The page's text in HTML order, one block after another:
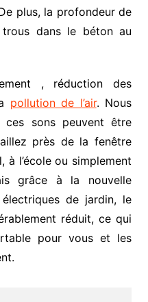
plus, la profondeur de
dans le béton au
, réduction des
pollution de l’air. Nous
sons peuvent être
près de la fenêtre
à l’école ou simplement
grâce à la nouvelle
de jardin, le
réduit, ce qui
pour vous et les